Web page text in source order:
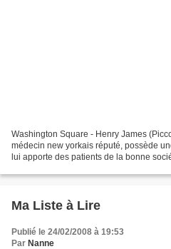
Washington Square - Henry James
médecin new yorkais réputé, possède
lui apporte des patients de la bonne
Ma Liste à Lire
Publié le 24/02/2008 à 19:53
Par Nanne